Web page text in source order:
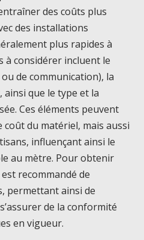
des coûts plus
des installations
plus rapides à
à considérer incluent le
de communication), la
que le type et la
Ces éléments peuvent
du matériel, mais aussi
influençant ainsi le
au mètre. Pour obtenir
recommandé de
permettant ainsi de
de la conformité
en vigueur.